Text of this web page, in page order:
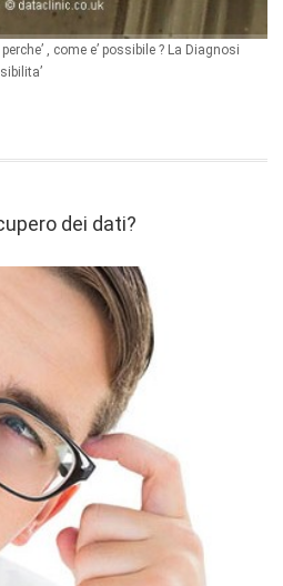
, come e’ possibile ? La Diagnosi
dei dati?